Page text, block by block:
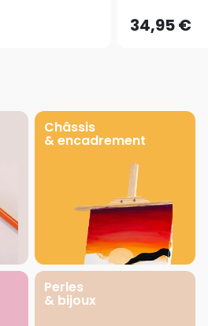
34,95 €
Châssis
& encadrement
Perles
& bijoux